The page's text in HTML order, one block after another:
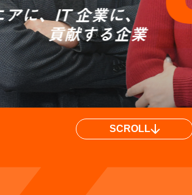
SCROLL